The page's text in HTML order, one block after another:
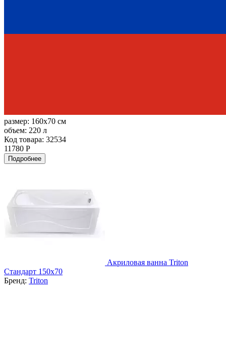
размер: 160x70 см
объем: 220 л
Код товара: 32534
11780 Р
Подробнее
Акриловая ванна Triton
Стандарт 150х70
Бренд: Triton